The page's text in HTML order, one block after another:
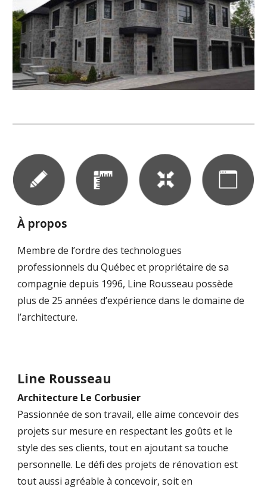
À propos
Membre de l’ordre des technologues
professionnels du Québec et propriétaire de sa
compagnie depuis 1996, Line Rousseau possède
plus de 25 années d’expérience dans le domaine de
l’architecture.
Line Rousseau
Architecture Le Corbusier
Passionnée de son travail, elle aime concevoir des
projets sur mesure en respectant les goûts et le
style des ses clients, tout en ajoutant sa touche
personnelle. Le défi des projets de rénovation est
tout aussi agréable à concevoir, soit en